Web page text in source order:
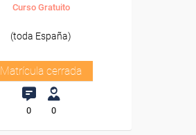
Curso Gratuito
(toda España)
Matrícula cerrada
0 0